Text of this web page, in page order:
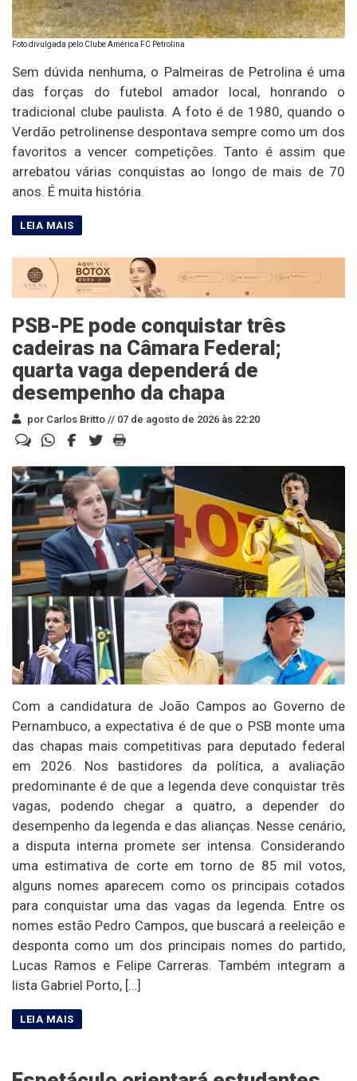
Foto divulgada pelo Clube América FC Petrolina
Sem dúvida nenhuma, o Palmeiras de Petrolina é uma
das forças do futebol amador local, honrando o
tradicional clube paulista. A foto é de 1980, quando o
Verdão petrolinense despontava sempre como um dos
favoritos a vencer competições. Tanto é assim que
arrebatou várias conquistas ao longo de mais de 70
anos. É muita história.
PSB-PE pode conquistar três
cadeiras na Câmara Federal;
quarta vaga dependerá de
desempenho da chapa
por Carlos Britto // 07 de agosto de 2026 às 22:20
Com a candidatura de João Campos ao Governo de
Pernambuco, a expectativa é de que o PSB monte uma
das chapas mais competitivas para deputado federal
em 2026. Nos bastidores da política, a avaliação
predominante é de que a legenda deve conquistar três
vagas, podendo chegar a quatro, a depender do
desempenho da legenda e das alianças. Nesse cenário,
a disputa interna promete ser intensa. Considerando
uma estimativa de corte em torno de 85 mil votos,
alguns nomes aparecem como os principais cotados
para conquistar uma das vagas da legenda. Entre os
nomes estão Pedro Campos, que buscará a reeleição e
desponta como um dos principais nomes do partido,
Lucas Ramos e Felipe Carreras. Também integram a
lista Gabriel Porto, […]